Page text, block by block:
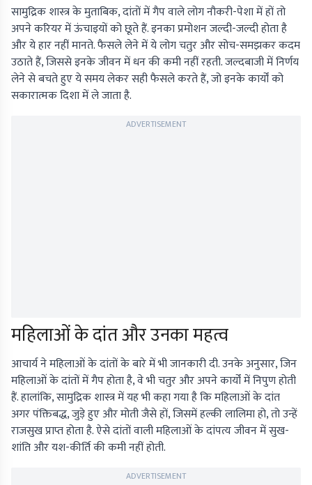
सामुद्रिक शास्त्र के मुताबिक, दांतों में गैप वाले लोग नौकरी-पेशा में हों तो
अपने करियर में ऊंचाइयों को छूते हैं. इनका प्रमोशन जल्दी-जल्दी होता है
और ये हार नहीं मानते. फैसले लेने में ये लोग चतुर और सोच-समझकर कदम
उठाते हैं, जिससे इनके जीवन में धन की कमी नहीं रहती. जल्दबाजी में निर्णय
लेने से बचते हुए ये समय लेकर सही फैसले करते हैं, जो इनके कार्यों को
सकारात्मक दिशा में ले जाता है.
ADVERTISEMENT
महिलाओं के दांत और उनका महत्व
आचार्य ने महिलाओं के दांतों के बारे में भी जानकारी दी. उनके अनुसार, जिन
महिलाओं के दांतों में गैप होता है, वे भी चतुर और अपने कार्यों में निपुण होती
हैं. हालांकि, सामुद्रिक शास्त्र में यह भी कहा गया है कि महिलाओं के दांत
अगर पंक्तिबद्ध, जुड़े हुए और मोती जैसे हों, जिसमें हल्की लालिमा हो, तो उन्हें
राजसुख प्राप्त होता है. ऐसे दांतों वाली महिलाओं के दांपत्य जीवन में सुख-
शांति और यश-कीर्ति की कमी नहीं होती.
ADVERTISEMENT